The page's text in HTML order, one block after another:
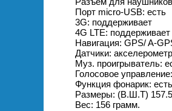
Порт micro-USB: есть
3G: поддерживает
4G LTE:
Навигация: GPS/ A-
Датчики:
Муз. проигрыватель:
Голосовое
Функция фонарик: есть
Размеры: (В.Ш.Т)
Вес: 156 грамм.